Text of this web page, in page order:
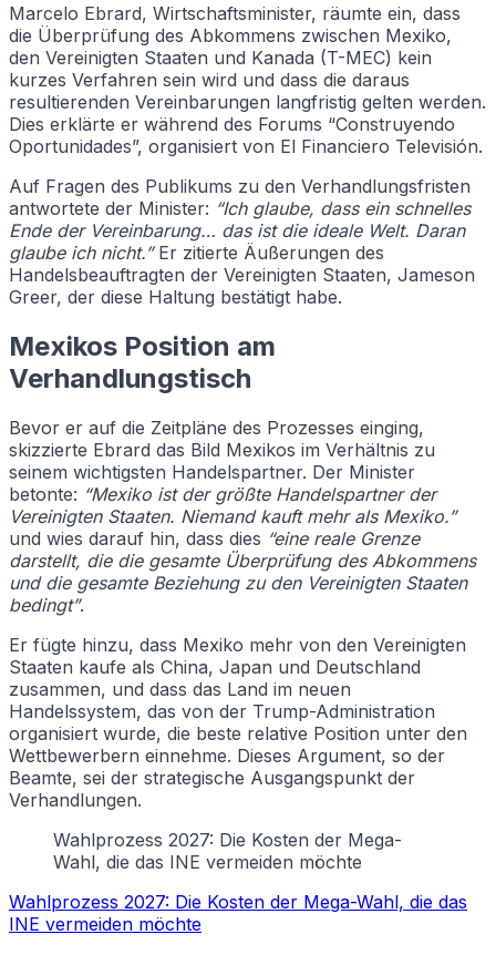
Marcelo Ebrard, Wirtschaftsminister, räumte ein, dass
die Überprüfung des Abkommens zwischen Mexiko,
den Vereinigten Staaten und Kanada (T-MEC) kein
kurzes Verfahren sein wird und dass die daraus
resultierenden Vereinbarungen langfristig gelten werden.
Dies erklärte er während des Forums “Construyendo
Oportunidades”, organisiert von El Financiero Televisión.
Auf Fragen des Publikums zu den Verhandlungsfristen
antwortete der Minister: “Ich glaube, dass ein schnelles
Ende der Vereinbarung… das ist die ideale Welt. Daran
glaube ich nicht.”Er zitierte Äußerungen des
Handelsbeauftragten der Vereinigten Staaten, Jameson
Greer, der diese Haltung bestätigt habe.
Mexikos Position am
Verhandlungstisch
Bevor er auf die Zeitpläne des Prozesses einging,
skizzierte Ebrard das Bild Mexikos im Verhältnis zu
seinem wichtigsten Handelspartner. Der Minister
betonte: “Mexiko ist der größte Handelspartner der
Vereinigten Staaten. Niemand kauft mehr als Mexiko.”
und wies darauf hin, dass dies “eine reale Grenze
darstellt, die die gesamte Überprüfung des Abkommens
und die gesamte Beziehung zu den Vereinigten Staaten
bedingt”.
Er fügte hinzu, dass Mexiko mehr von den Vereinigten
Staaten kaufe als China, Japan und Deutschland
zusammen, und dass das Land im neuen
Handelssystem, das von der Trump-Administration
organisiert wurde, die beste relative Position unter den
Wettbewerbern einnehme. Dieses Argument, so der
Beamte, sei der strategische Ausgangspunkt der
Verhandlungen.
Wahlprozess 2027: Die Kosten der Mega-
Wahl, die das INE vermeiden möchte
Wahlprozess 2027: Die Kosten der Mega-Wahl, die das
INE vermeiden möchte